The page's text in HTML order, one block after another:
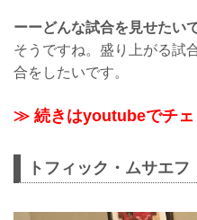
ーーどんな試合を見せたい
そうですね。盛り上がる試
合をしたいです。
≫ 続きはyoutubeでチェ
トフィック・ムサエフ